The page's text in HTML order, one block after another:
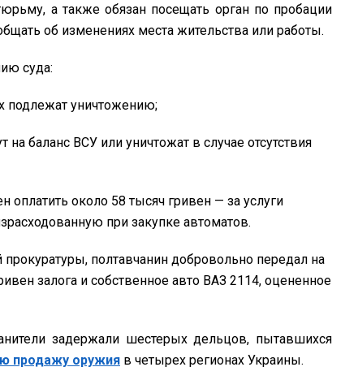
а также обязан посещать орган по пробации
об изменениях места жительства или работы.
суда:
подлежат уничтожению;
на баланс ВСУ или уничтожат в случае отсутствия
около 58 тысяч гривен — за услуги
при закупке автоматов.
полтавчанин добровольно передал на
залога и собственное авто ВАЗ 2114, оцененное
задержали шестерых дельцов, пытавшихся
продажу оружия в четырех регионах Украины.